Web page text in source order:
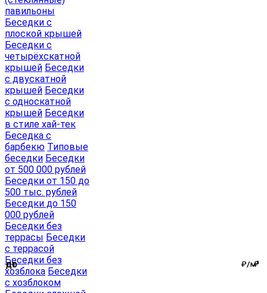
павильоны
Беседки с
плоской крышей
Беседки с
четырёхскатной
крышей Беседки
с двускатной
крышей Беседки
с односкатной
крышей Беседки
в стиле хай-тек
Беседка с
барбекю Типовые
беседки Беседки
от 500 000 рублей
Беседки от 150 до
500 тыс. рублей
Беседки до 150
000 рублей
Беседки без
террасы Беседки
с террасой
Беседки без
хозблока Беседки
с хозблоком
от ₽
до ₽
от ₽/м²
до ₽/м²